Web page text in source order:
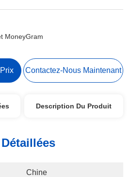
MoneyGram
Contactez-Nous Maintenant
Description Du Produit
Chine